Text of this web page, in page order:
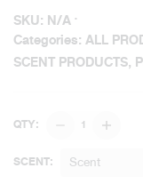
SKU: N/A
Categories: ALL
SCENT PRODUCTS,
QTY:
Voyage
SCENT: Scent